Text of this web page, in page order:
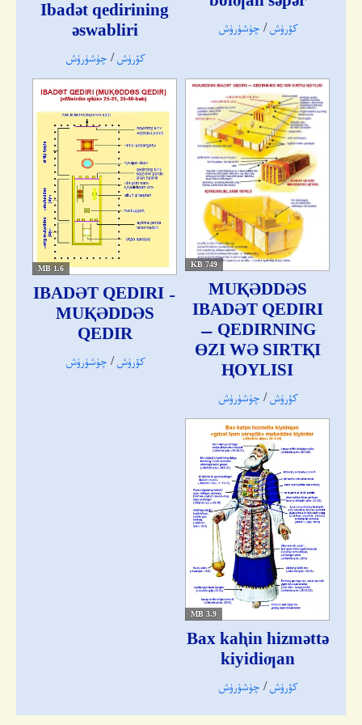
كۆرۈش / چۈشۈرۈش
Ibadǝt qedirining
ǝswabliri
كۆرۈش/ چۈشۈرۈش
749 KB
MUⱩƏDDƏS
IBADƏT QEDIRI
— QEDIRNING
ƟZI WƏ SIRTⱩI
ⱧOYLISI
كۆرۈش/ چۈشۈرۈش
1.6 MB
IBADƏT QEDIRI -
MUⱩƏDDƏS
QEDIR
كۆرۈش/ چۈشۈرۈش
3.9 MB
Bax kaⱨin hizmǝttǝ
kiyidiƣan
كۆرۈش / چۈشۈرۈش